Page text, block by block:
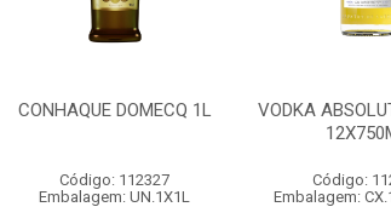
CONHAQUE DOMECQ 1L
Código: 112327
Embalagem: UN.1X1L
VODKA
Código:
Embalagem: